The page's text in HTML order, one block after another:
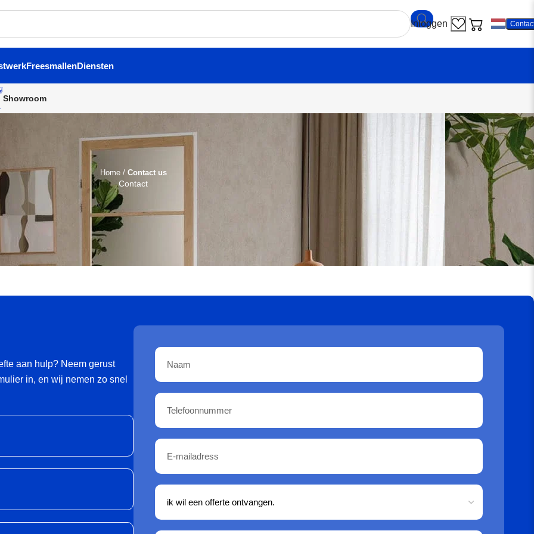
FreesmallenDiensten
Showroom
Home/ Contact us
Contact
aan hulp? Neem gerust
in, en wij nemen zo snel